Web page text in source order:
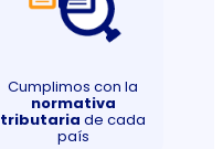
Cumplimos con la
normativa
tributaria de cada
país